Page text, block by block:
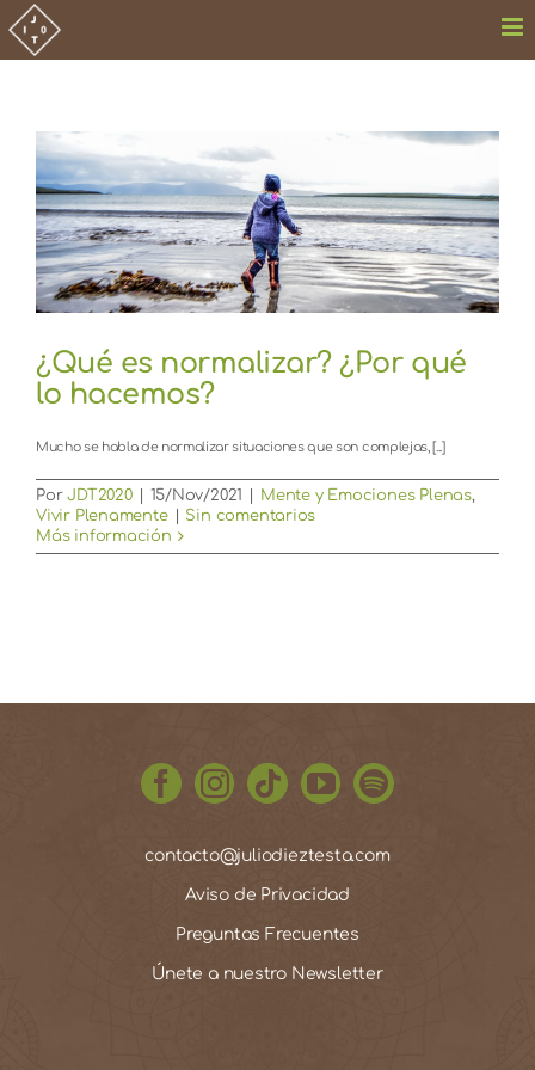
Saltar
al
contenido
¿Qué es normalizar? ¿Por qué
lo hacemos?
Mucho se habla de normalizar situaciones que son complejas, [...]
PorJDT2020 15/Nov/2021 Mente y Emociones Plenas,
Vivir Plenamente
Sin comentarios
Más información
contacto@juliodieztesta.com
Aviso de Privacidad
Preguntas Frecuentes
Únete a nuestro Newsletter